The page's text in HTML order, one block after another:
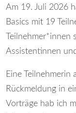
Am 19. Juli 2026
Basics mit 19
Assistentinnen
Eine
Rückmeldung in
Vorträge hab ich